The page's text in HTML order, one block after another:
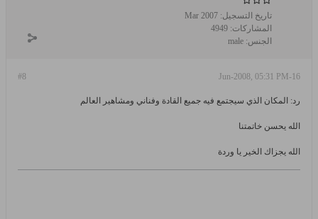
تاريخ التسجيل: Mar 2007
المشاركات: 4949
الجنس: male
#8 16-Jun-2008, 05:31 PM
رد: المكان الذي سيجتمع فيه جميع القادة وفناني ومشاهير العالم
الله يحسن خاتمتنا
الله يجزاك الخير يا وردة